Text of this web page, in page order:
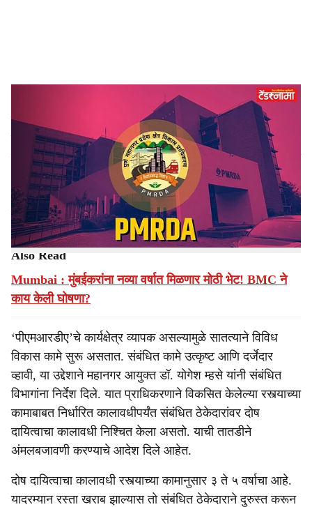
e
पुणे (Pune) : हद्दीत विकसित केलेल्या रस्त्यांच्या कामांचा दर्जा
उत्कृष्ट असावा, यासाठी आता पुणे महानगर प्रदेश विकास
प्राधिकरणाने (पीएमआरडीए - PMRDA) लक्ष देण्याचा निर्णय घेतला
आहे. त्यासाठी रस्त्याचे काम देण्यात आलेल्या ठेकेदाराने
(Contractor) काम केल्यानंतर निर्धारित कालावधीत रस्ता खराब
झाल्यास तो दुरुस्त करण्याची जबाबदारी ठेकेदारावर असणार आहे.
Also Read
Mumbai : मुंबईकरांना नव्या वर्षात मिळणार मोठी भेट! BMC ने
काय केली घोषणा?
‘पीएमआरडीए’चे कार्यक्षेत्र व्यापक असल्यामुळे सातत्याने विविध
विकास कामे सुरू असतात. संबंधित कामे उत्कृष्ट आणि दर्जेदार
व्हावी, या उद्देशाने महानगर आयुक्त डॉ. योगेश म्हसे यांनी संबंधित
विभागांना निर्देश दिले. यात प्राधिकरणाने विकसित केलेल्या रस्त्याच्या
कामाबाबत निर्धारित कालावधीपर्यंत संबंधित ठेकेदारांवर दोष
दायित्वाचा कालावधी निश्चित केला असतो. याची तातडीने
अंमलबजावणी करण्याचे आदेश दिले आहेत.
दोष दायित्वाचा कालावधी रस्त्याच्या कामानुसार ३ ते ५ वर्षाचा आहे.
यादरम्यान रस्ता खराब झाल्यास तो संबंधित ठेकेदाराने दुरुस्त करून